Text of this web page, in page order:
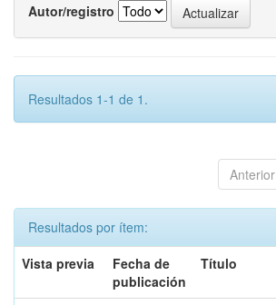
Autor/registro
Resultados 1-1 de 1.
Anterior
Resultados por ítem:
Vista previa
Fecha de
publicación
Título